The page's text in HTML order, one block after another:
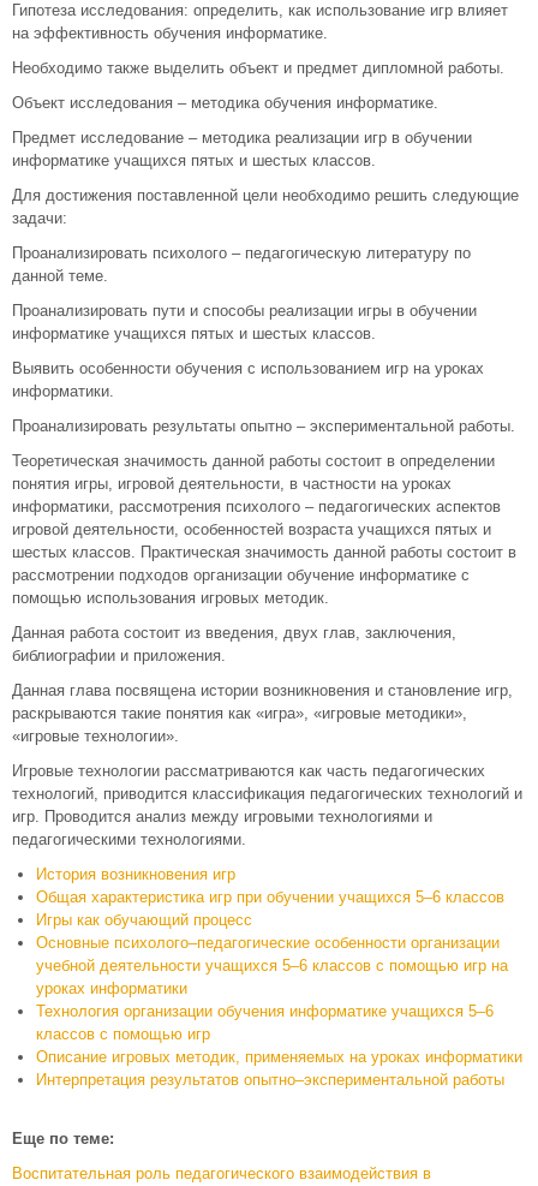
Гипотеза исследования: определить, как использование игр влияет
на эффективность обучения информатике.
Необходимо также выделить объект и предмет дипломной работы.
Объект исследования – методика обучения информатике.
Предмет исследование – методика реализации игр в обучении
информатике учащихся пятых и шестых классов.
Для достижения поставленной цели необходимо решить следующие
задачи:
Проанализировать психолого – педагогическую литературу по
данной теме.
Проанализировать пути и способы реализации игры в обучении
информатике учащихся пятых и шестых классов.
Выявить особенности обучения с использованием игр на уроках
информатики.
Проанализировать результаты опытно – экспериментальной работы.
Теоретическая значимость данной работы состоит в определении
понятия игры, игровой деятельности, в частности на уроках
информатики, рассмотрения психолого – педагогических аспектов
игровой деятельности, особенностей возраста учащихся пятых и
шестых классов. Практическая значимость данной работы состоит в
рассмотрении подходов организации обучение информатике с
помощью использования игровых методик.
Данная работа состоит из введения, двух глав, заключения,
библиографии и приложения.
Данная глава посвящена истории возникновения и становление игр,
раскрываются такие понятия как «игра», «игровые методики»,
«игровые технологии».
Игровые технологии рассматриваются как часть педагогических
технологий, приводится классификация педагогических технологий и
игр. Проводится анализ между игровыми технологиями и
педагогическими технологиями.
История возникновения игр
Общая характеристика игр при обучении учащихся 5–6 классов
Игры как обучающий процесс
Основные психолого–педагогические особенности организации
учебной деятельности учащихся 5–6 классов с помощью игр на
уроках информатики
Технология организации обучения информатике учащихся 5–6
классов с помощью игр
Описание игровых методик, применяемых на уроках информатики
Интерпретация результатов опытно–экспериментальной работы
Еще по теме:
Воспитательная роль педагогического взаимодействия в